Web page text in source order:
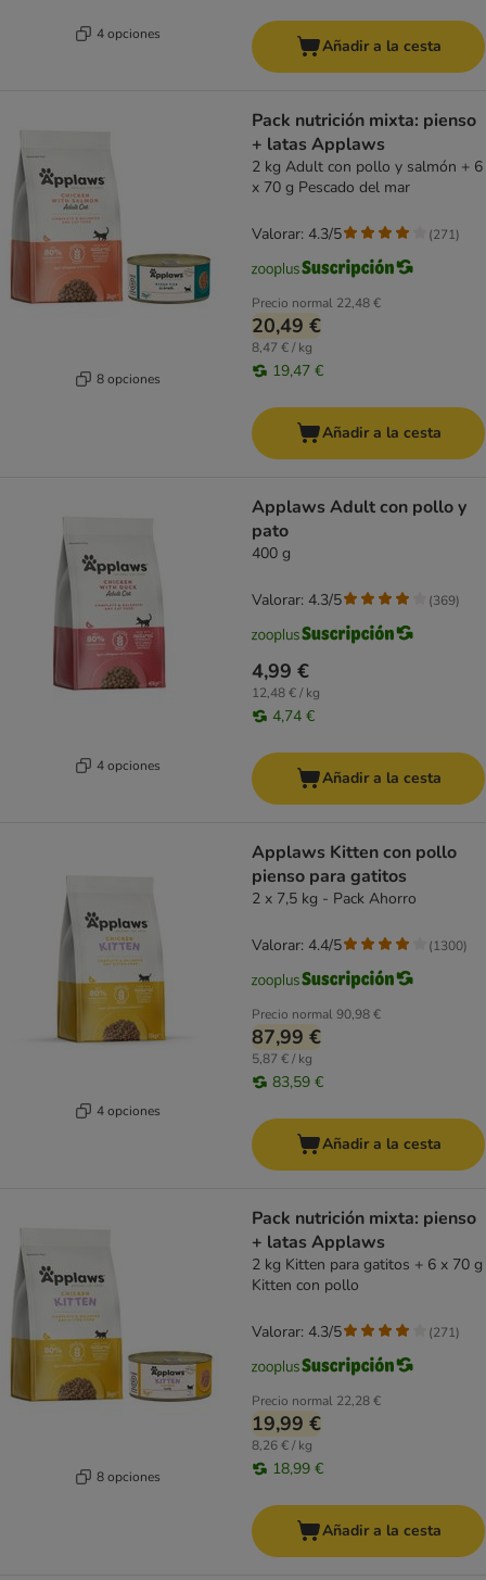
4 opciones
Añadir a la cesta
8 opciones
Pack nutrición mixta: pienso
+ latas Applaws
2 kg Adult con pollo y salmón + 6
x 70 g Pescado del mar
Precio normal 22,48 €
20,49 €
8,47 € / kg
19,47 €
Valorar: 4.3/5 (271)
Añadir a la cesta
4 opciones
Applaws Adult con pollo y
pato
400 g
4,99 €
12,48 € / kg
4,74 €
Valorar: 4.3/5 (369)
Añadir a la cesta
4 opciones
Applaws Kitten con pollo
pienso para gatitos
2 x 7,5 kg - Pack Ahorro
Precio normal90,98 €
87,99 €
5,87 € / kg
83,59 €
Valorar: 4.4/5 (1300)
Añadir a la cesta
8 opciones
Pack nutrición mixta: pienso
+ latas Applaws
2 kg Kitten para gatitos + 6 x 70 g
Kitten con pollo
Precio normal 22,28 €
19,99 €
8,26 € / kg
18,99 €
Valorar: 4.3/5 (271)
Añadir a la cesta